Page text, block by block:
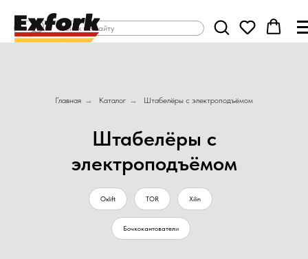
Главная → Каталог → Штабелёры с электроподъёмом
Штабелёры с
электроподъёмом
Oxlift TOR Xilin
Бочкокантователи